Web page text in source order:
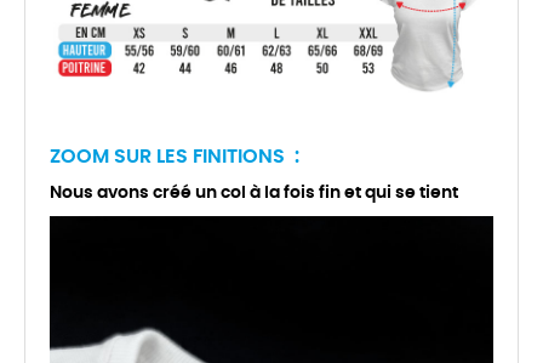
ZOOM SUR LES FINITIONS :
Nous avons créé un col à la fois fin et qui se tient